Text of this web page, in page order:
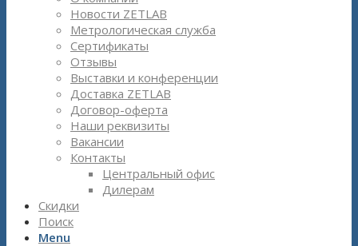
Новости ZETLAB
Метрологическая служба
Сертификаты
Отзывы
Выставки и конференции
Доставка ZETLAB
Договор-оферта
Наши реквизиты
Вакансии
Контакты
Центральный офис
Дилерам
Скидки
Поиск
Menu